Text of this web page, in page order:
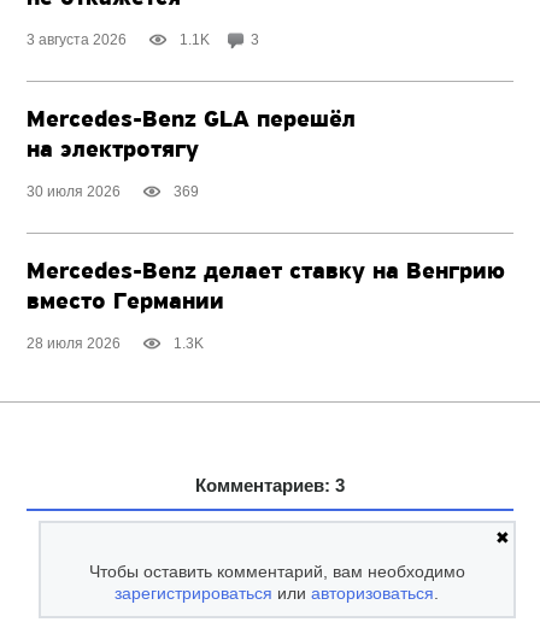
3 августа 2026 1.1K 3
Mercedes-Benz GLA перешёл
на электротягу
30 июля 2026 369
Mercedes-Benz делает ставку на Венгрию
вместо Германии
28 июля 2026 1.3K
Комментариев: 3
✖
Чтобы оставить комментарий, вам необходимо
зарегистрироваться илиавторизоваться